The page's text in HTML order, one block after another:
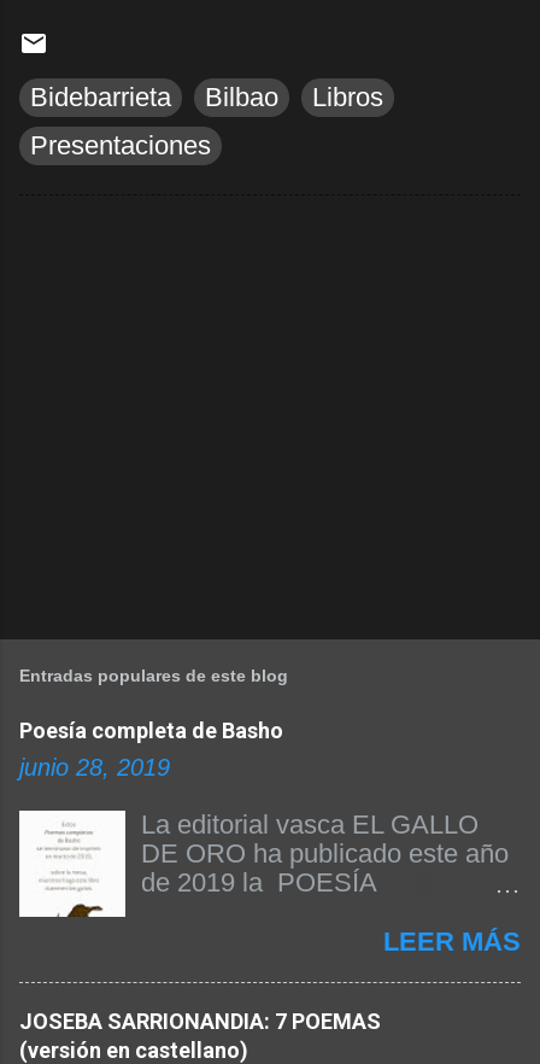
Bidebarrieta Bilbao
Libros
Presentaciones
Entradas populares de este blog
Poesía completa de Basho
junio 28, 2019
La editorial vasca EL GALLO
DE ORO ha publicado este año
de 2019 la POESÍA
libro. A continuación
reproducimos el prólogo firmado
LEER MÁS
JOSEBA SARRIONANDIA: 7 POEMAS
(versión en castellano)